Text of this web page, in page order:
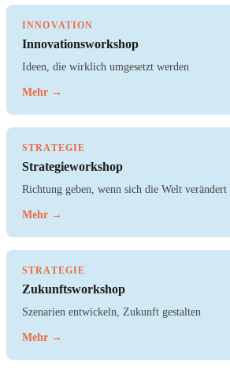
INNOVATION
Innovationsworkshop
Ideen, die wirklich umgesetzt werden
Mehr →
STRATEGIE
Strategieworkshop
Richtung geben, wenn sich die Welt verändert
Mehr →
STRATEGIE
Zukunftsworkshop
Szenarien entwickeln, Zukunft gestalten
Mehr →